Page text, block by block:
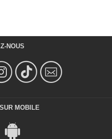
NOUS
MOBILE